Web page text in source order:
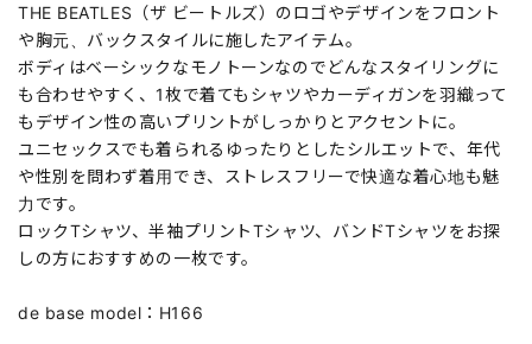
THE BEATLES（ザ ビートルズ）のロゴやデザインをフロント
や胸元、バックスタイルに施したアイテム。
ボディはベーシックなモノトーンなのでどんなスタイリングに
も合わせやすく、1枚で着てもシャツやカーディガンを羽織って
もデザイン性の高いプリントがしっかりとアクセントに。
ユニセックスでも着られるゆったりとしたシルエットで、年代
や性別を問わず着用でき、ストレスフリーで快適な着心地も魅
力です。
ロックTシャツ、半袖プリントTシャツ、バンドTシャツをお探
しの方におすすめの一枚です。
de base model：H166